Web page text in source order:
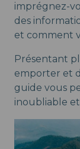
imprégnez-
des
et comment
Présentant
emporter et
guide vous
inoubliable